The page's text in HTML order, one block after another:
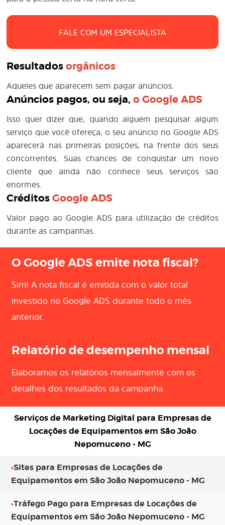
FALE COM UM ESPECIALISTA
Resultadosorgânicos
Aqueles que aparecem sem pagar anúncios.
Anúncios pagos, ou seja,oGoogle ADS
Isso quer dizer que, quando alguém pesquisar algum
serviço que você ofereça, o seu anúncio no Google ADS
aparecerá nas primeiras posições, na frente dos seus
concorrentes. Suas chances de conquistar um novo
cliente que ainda não conhece seus serviços são
enormes.
CréditosGoogle ADS
Valor pago ao Google ADS para utilização de créditos
durante as campanhas.
O Google ADS emite nota fiscal?
Sim! A nota fiscal é emitida com o valor total
investido no Google ADS durante todo o mês
anterior.
Relatório de desempenho mensal
Elaboramos os relatórios mensalmente com os
detalhes dos resultados da campanha.
Serviços de Marketing Digital para Empresas de
Locações de Equipamentos em São João
Nepomuceno - MG
•Sites para Empresas de Locações de
Equipamentos em São João Nepomuceno - MG
•Tráfego Pago para Empresas de Locações de
Equipamentos em São João Nepomuceno - MG